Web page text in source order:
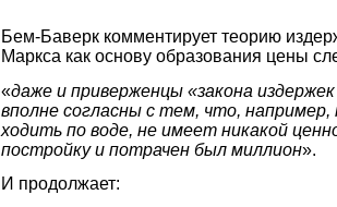
Бем-Баверк комментирует теорию
Маркса как основу образования цены
«даже и приверженцы «закона
вполне согласны с тем, что, например,
ходить по воде, не имеет никакой
постройку и потрачен был миллион».
И продолжает: